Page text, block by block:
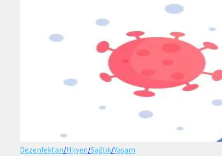
Dezenfektan/Hijyen/Sağlık/Yaşam